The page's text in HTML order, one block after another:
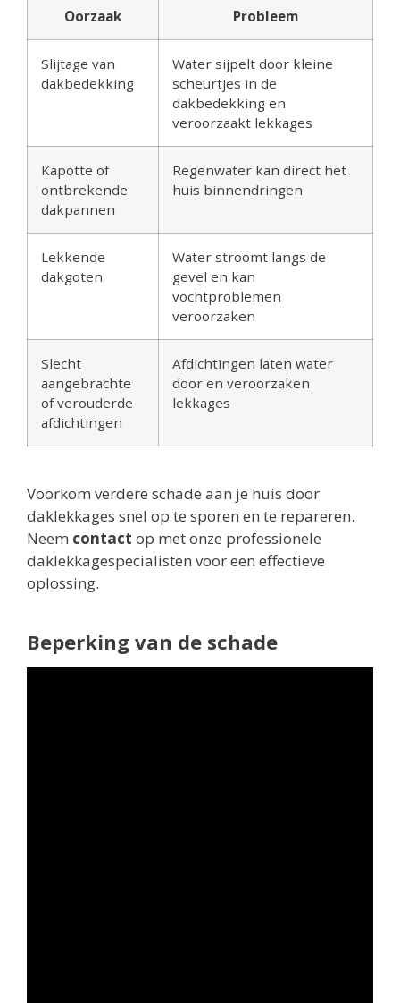
Oorzaak Probleem
Slijtage van
dakbedekking
Water sijpelt door kleine
scheurtjes in de
dakbedekking en
veroorzaakt lekkages
Kapotte of
ontbrekende
dakpannen
Regenwater kan direct het
huis binnendringen
Lekkende
dakgoten
Water stroomt langs de
gevel en kan
vochtproblemen
veroorzaken
Slecht
aangebrachte
of verouderde
afdichtingen
Afdichtingen laten water
door en veroorzaken
lekkages
Voorkom verdere schade aan je huis door
daklekkages snel op te sporen en te repareren.
Neem contact op met onze professionele
daklekkagespecialisten voor een effectieve
oplossing.
Beperking van de schade